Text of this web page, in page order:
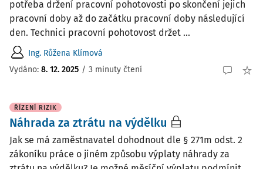
potřeba držení pracovní pohotovosti po skončení jejich
pracovní doby až do začátku pracovní doby následující
den. Technici pracovní pohotovost držet ...
Ing. Růžena Klímová
Vydáno: 8. 12. 2025 / 3 minuty čtení
ŘÍZENÍ RIZIK
Náhrada za ztrátu na výdělku
Jak se má zaměstnavatel dohodnout dle § 271m odst. 2
zákoníku práce o jiném způsobu výplaty náhrady za